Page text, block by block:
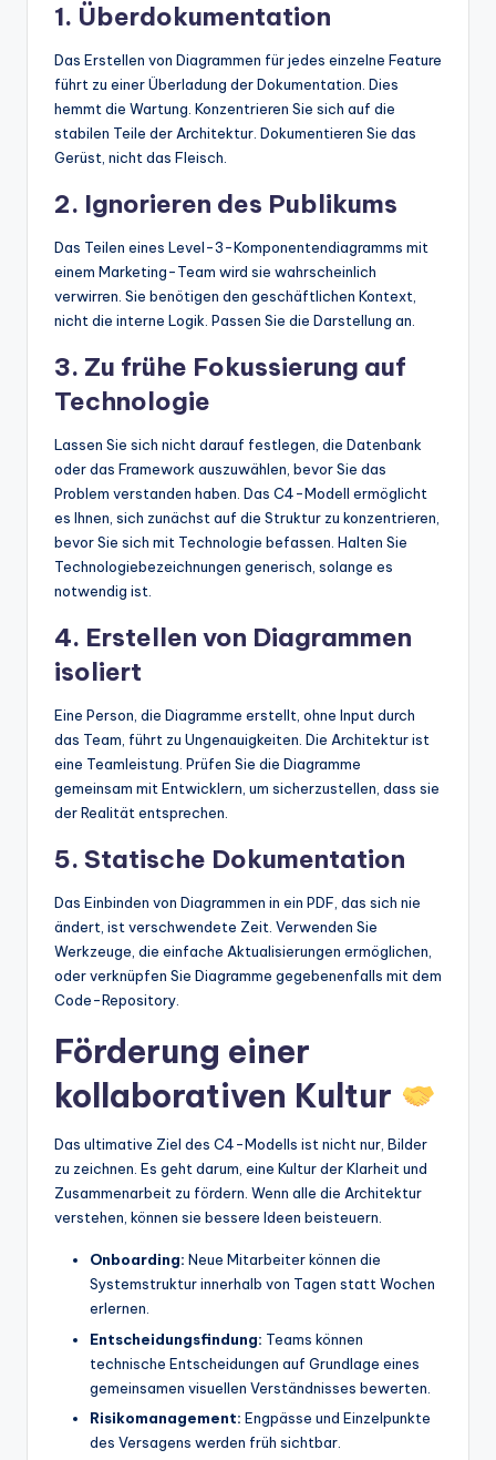
1. Überdokumentation
Das Erstellen von Diagrammen für jedes einzelne Feature
führt zu einer Überladung der Dokumentation. Dies
hemmt die Wartung. Konzentrieren Sie sich auf die
stabilen Teile der Architektur. Dokumentieren Sie das
Gerüst, nicht das Fleisch.
2. Ignorieren des Publikums
Das Teilen eines Level-3-Komponentendiagramms mit
einem Marketing-Team wird sie wahrscheinlich
verwirren. Sie benötigen den geschäftlichen Kontext,
nicht die interne Logik. Passen Sie die Darstellung an.
3. Zu frühe Fokussierung auf
Technologie
Lassen Sie sich nicht darauf festlegen, die Datenbank
oder das Framework auszuwählen, bevor Sie das
Problem verstanden haben. Das C4-Modell ermöglicht
es Ihnen, sich zunächst auf die Struktur zu konzentrieren,
bevor Sie sich mit Technologie befassen. Halten Sie
Technologiebezeichnungen generisch, solange es
notwendig ist.
4. Erstellen von Diagrammen
isoliert
Eine Person, die Diagramme erstellt, ohne Input durch
das Team, führt zu Ungenauigkeiten. Die Architektur ist
eine Teamleistung. Prüfen Sie die Diagramme
gemeinsam mit Entwicklern, um sicherzustellen, dass sie
der Realität entsprechen.
5. Statische Dokumentation
Das Einbinden von Diagrammen in ein PDF, das sich nie
ändert, ist verschwendete Zeit. Verwenden Sie
Werkzeuge, die einfache Aktualisierungen ermöglichen,
oder verknüpfen Sie Diagramme gegebenenfalls mit dem
Code-Repository.
Förderung einer
kollaborativen Kultur
Das ultimative Ziel des C4-Modells ist nicht nur, Bilder
zu zeichnen. Es geht darum, eine Kultur der Klarheit und
Zusammenarbeit zu fördern. Wenn alle die Architektur
verstehen, können sie bessere Ideen beisteuern.
Onboarding: Neue Mitarbeiter können die
Systemstruktur innerhalb von Tagen statt Wochen
erlernen.
Entscheidungsfindung: Teams können
technische Entscheidungen auf Grundlage eines
gemeinsamen visuellen Verständnisses bewerten.
Risikomanagement: Engpässe und Einzelpunkte
des Versagens werden früh sichtbar.